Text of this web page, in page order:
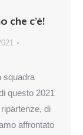
che c’è!
squadra
questo 2021
di
affrontato